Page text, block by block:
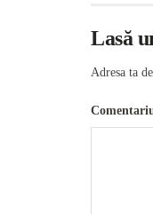
Lasă
Adresa ta